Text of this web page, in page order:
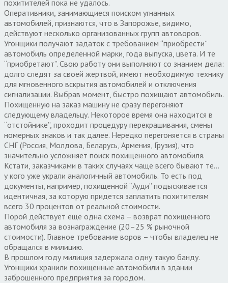
похитителей пока не удалось.
Оперативники, занимающиеся поиском угнанных
автомобилей, признаются, что в Запорожье, видимо,
действуют несколько организованных групп автоворов.
Угонщики получают задаток с требованием “приобрести”
автомобиль определенной марки, года выпуска, цвета. И те
“приобретают”. Свою работу они выполняют со знанием дела:
долго следят за своей жертвой, имеют необходимую технику
для мгновенного вскрытия автомобилей и отключения
сигнализации. Выбрав момент, быстро похищают автомобиль.
Похищенную на заказ машину не сразу перегоняют
следующему владельцу. Некоторое время она находится в
“отстойнике”, проходит процедуру перекрашивания, смены
номерных знаков и так далее. Нередко перегоняется в страны
СНГ (Россия, Молдова, Беларусь, Армения, Грузия), что
значительно усложняет поиск похищенного автомобиля.
Кстати, заказчиками в таких случаях чаще всего бывают те…
у кого уже украли аналогичный автомобиль. То есть под
документы, например, похищенной “Ауди” подыскивается
идентичная, за которую придется заплатить похитителям
всего 30 процентов от реальной стоимости.
Порой действует еще одна схема – возврат похищенного
автомобиля за вознаграждение (20–25 % рыночной
стоимости). Главное требование воров – чтобы владелец не
обращался в милицию.
В прошлом году милиция задержала одну такую банду.
Угонщики хранили похищенные автомобили в здании
заброшенного предприятия за городом.